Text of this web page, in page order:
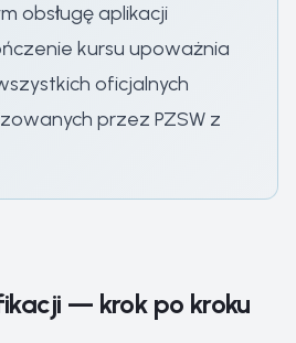
obsługę aplikacji
kursu upoważnia
oficjalnych
przez PZSW z
— krok po kroku